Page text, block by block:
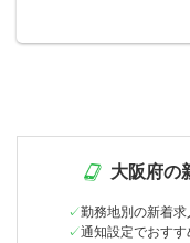
大阪府の
勤務地別の新着
通知設定でおす